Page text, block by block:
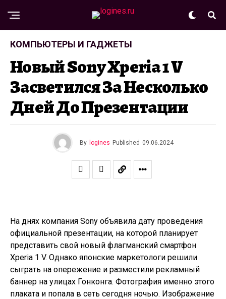
КОМПЬЮТЕРЫ И ГАДЖЕТЫ
Новый Sony Xperia 1 V
Засветился За Несколько
Дней До Презентации
By logines Published 09.06.2024
На днях компания Sony объявила дату проведения
официальной презентации, на которой планирует
представить свой новый флагманский смартфон
Xperia 1 V. Однако японские маркетологи решили
сыграть на опережение и разместили рекламный
баннер на улицах Гонконга. Фотография именно этого
плаката и попала в сеть сегодня ночью. Изображение